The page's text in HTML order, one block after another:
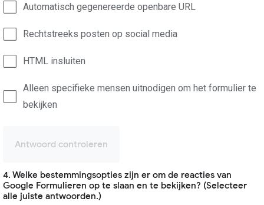
Automatisch gegenereerde openbare URL
Rechtstreeks posten op social media
HTML insluiten
Alleen specifieke mensen uitnodigen om het formulier te
bekijken
Antwoord controleren
4. Welke bestemmingsopties zijn er om de reacties van
Google Formulieren op te slaan en te bekijken? (Selecteer
alle juiste antwoorden.)